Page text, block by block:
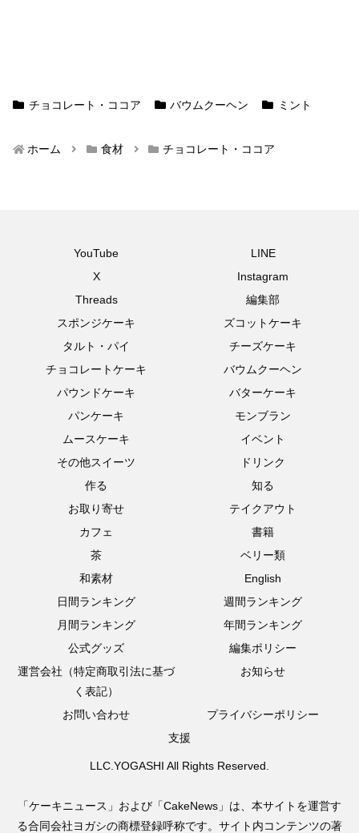
チョコレート・ココア バウムクーヘン ミント
ホーム 食材 チョコレート・ココア
YouTube
LINE
X
Instagram
Threads
編集部
スポンジケーキ
ズコットケーキ
タルト・パイ
チーズケーキ
チョコレートケーキ
バウムクーヘン
パウンドケーキ
バターケーキ
パンケーキ
モンブラン
ムースケーキ
イベント
その他スイーツ
ドリンク
作る
知る
お取り寄せ
テイクアウト
カフェ
書籍
茶
ベリー類
和素材
English
日間ランキング
週間ランキング
月間ランキング
年間ランキング
公式グッズ
編集ポリシー
運営会社（特定商取引法に基づ
く表記）
お知らせ
お問い合わせ
プライバシーポリシー
支援
LLC.YOGASHI All Rights Reserved.
「ケーキニュース」および「CakeNews」は、本サイトを運営す
る合同会社ヨガシの商標登録呼称です。サイト内コンテンツの著